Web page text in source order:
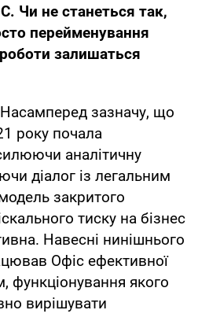
Чи не станеться так,
перейменування
залишаться
зазначу, що
року почала
аналітичну
діалог із легальним
закритого
тиску на бізнес
Навесні нинішнього
Офіс ефективної
функціонування якого
вирішувати